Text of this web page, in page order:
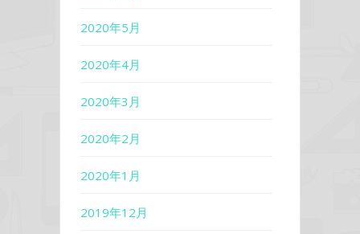
2020年5月
2020年4月
2020年3月
2020年2月
2020年1月
2019年12月